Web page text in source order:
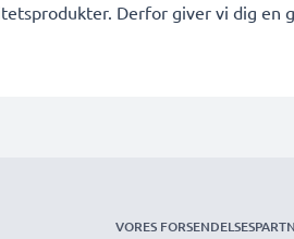
Derfor giver vi dig en
VORES